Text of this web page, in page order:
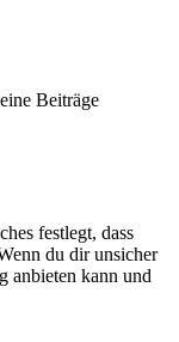
Beiträge
festlegt, dass
du dir unsicher
anbieten kann und